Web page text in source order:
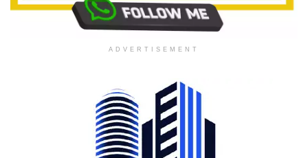
ADVERTISEMENT